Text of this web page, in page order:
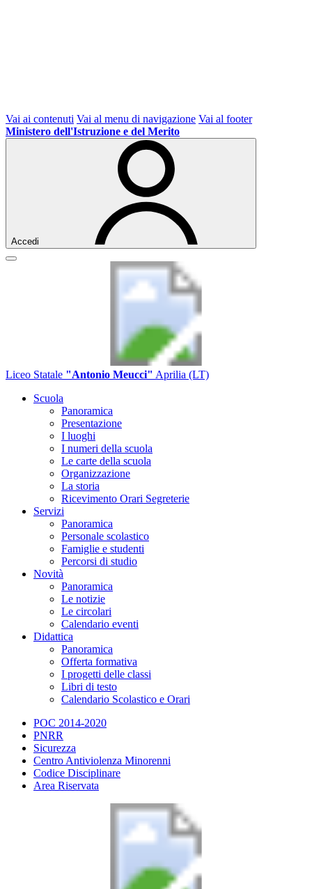
Vai ai contenuti Vai al menu di navigazione Vai al footer
Ministero dell'Istruzione e del Merito
Accedi
Liceo Statale "Antonio Meucci" Aprilia (LT)
Scuola
Panoramica
Presentazione
I luoghi
I numeri della scuola
Le carte della scuola
Organizzazione
La storia
Ricevimento Orari Segreterie
Servizi
Panoramica
Personale scolastico
Famiglie e studenti
Percorsi di studio
Novità
Panoramica
Le notizie
Le circolari
Calendario eventi
Didattica
Panoramica
Offerta formativa
I progetti delle classi
Libri di testo
Calendario Scolastico e Orari
POC 2014-2020
PNRR
Sicurezza
Centro Antiviolenza Minorenni
Codice Disciplinare
Area Riservata